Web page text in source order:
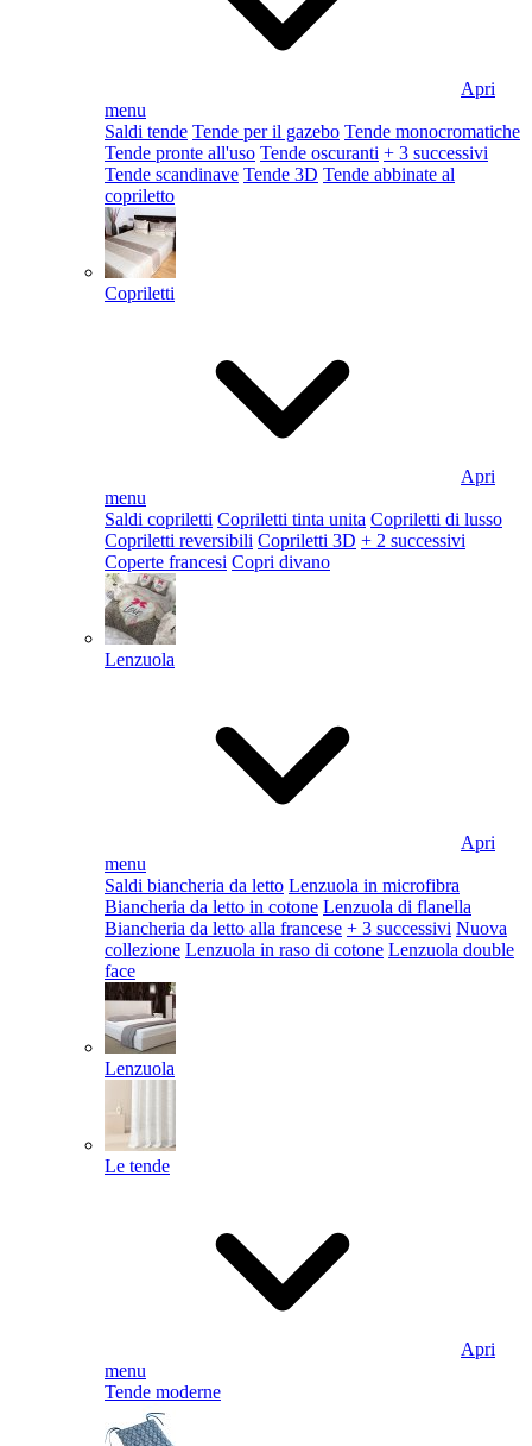
Apri
menu
Saldi tende Tende per il gazebo Tende monocromatiche
Tende pronte all'uso Tende oscuranti + 3 successivi
Tende scandinave Tende 3D Tende abbinate al
copriletto
Copriletti
Apri
menu
Saldi copriletti Copriletti tinta unita Copriletti di lusso
Copriletti reversibili Copriletti 3D + 2 successivi
Coperte francesi Copri divano
Lenzuola
Apri
menu
Saldi biancheria da letto Lenzuola in microfibra
Biancheria da letto in cotone Lenzuola di flanella
Biancheria da letto alla francese + 3 successivi Nuova
collezione Lenzuola in raso di cotone Lenzuola double
face
Lenzuola
Le tende
Apri
menu
Tende moderne